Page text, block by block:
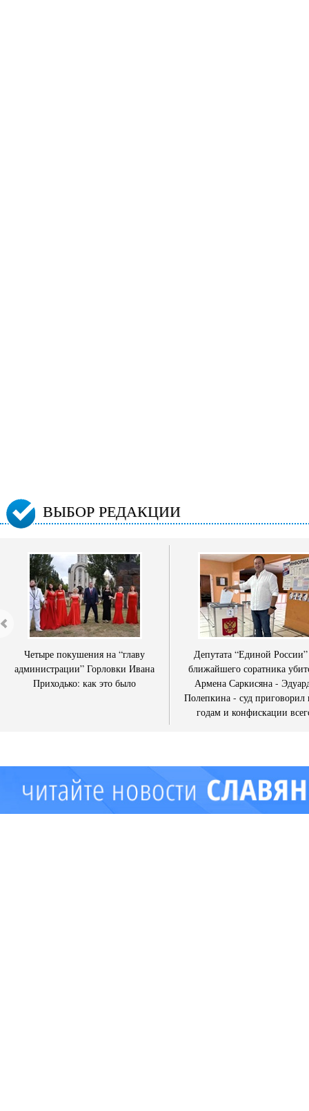
ВЫБОР РЕДАКЦИИ
Четыре покушения на “главу
администрации” Горловки Ивана
Приходько: как это было
Депутата “Единой
ближайшего соратника
Армена Саркисяна -
Полепкина - суд приговорил
годам и конфискации